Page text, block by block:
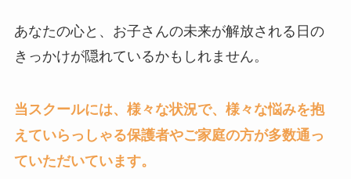
あなたの心と、お子さんの未来が解放される日の
きっかけが隠れているかもしれません。
当スクールには、様々な状況で、様々な悩みを抱
えていらっしゃる保護者やご家庭の方が多数通っ
ていただいています。